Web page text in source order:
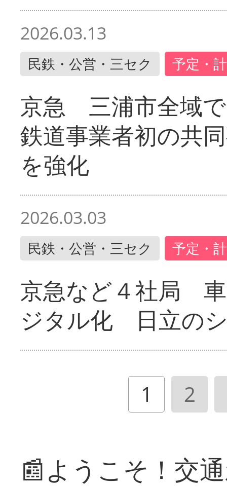
2026.03.13
民鉄・公営・三セク 予定・
京急 三浦市全域
鉄道事業者初の共
を強化
2026.03.03
民鉄・公営・三セク 予定・
京急など４社局
ジタル化 日立の
1 2
📰ようこそ！交